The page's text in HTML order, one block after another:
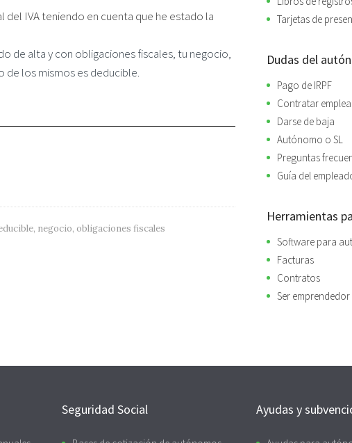
IVA teniendo en cuenta que he estado la
de alta y con obligaciones fiscales, tu negocio,
de los mismos es deducible.
, negocio, obligaciones fiscales
Tarjetas de
Dudas del
Pago de IRPF
Contratar
Darse de baja
Autónomo o SL
Preguntas
Guía del
Herramientas
Software para
Facturas
Contratos
Ser emprendedor
Seguridad Social Ayudas y